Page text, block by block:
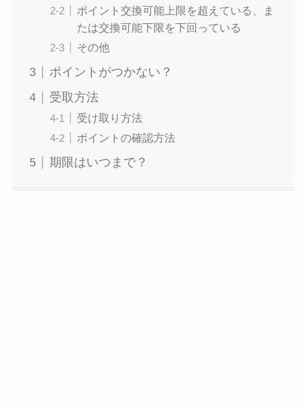
ポイント交換可能上限を超えている、ま
たは交換可能下限を下回っている
その他
ポイントがつかない？
受取方法
受け取り方法
ポイントの確認方法
期限はいつまで？